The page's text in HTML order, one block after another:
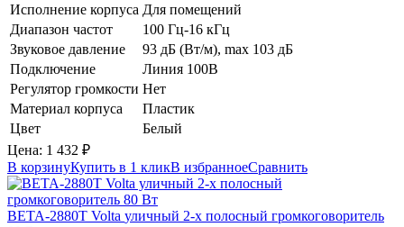
Исполнение корпуса Для помещений
Диапазон частот
100 Гц-16 кГц
Звуковое давление
93 дБ (Вт/м), max 103 дБ
Подключение
Линия 100В
Регулятор громкости Нет
Материал корпуса
Пластик
Цвет
Белый
Цена: 1 432 ₽
В корзинуКупить в 1 кликВ избранноеСравнить
BETA-2880T Volta уличный 2-х полосный громкоговоритель